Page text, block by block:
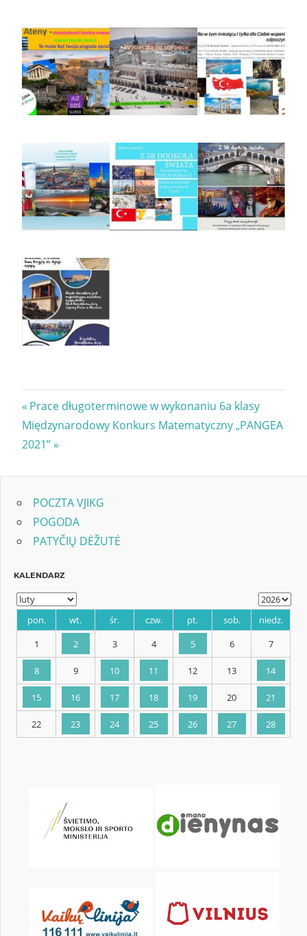
Nawigacja
wpisu
Previous
Post:
Prace długoterminowe w wykonaniu 6a klasy
Next
Post:
Międzynarodowy Konkurs Matematyczny „PANGEA
2021”
POCZTA VJIKG
POGODA
PATYČIŲ DĖŽUTĖ